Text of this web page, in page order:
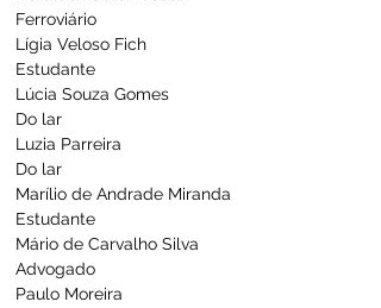
Ferroviário
Lígia Veloso Fich
Estudante
Lúcia Souza Gomes
Do lar
Luzia Parreira
Do lar
Marílio de Andrade Miranda
Estudante
Mário de Carvalho Silva
Advogado
Paulo Moreira